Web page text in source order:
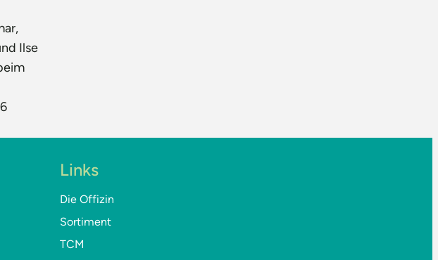
Ilse
Links
Die Offizin
Sortiment
TCM